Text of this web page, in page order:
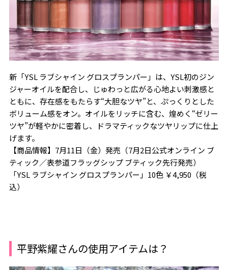
新「YSL ラブシャイン グロスプランパー」は、YSL初のジン
ジャーオイルを配合し、じゅわっと広がる心地よい刺激感と
ともに、存在感をもたらす“大胆なツヤ”と、ぷっくりとした
ボリューム感をオン。オイルをリッチに含む、煌めく“ゼリー
ツヤ”が軽やかに密着し、ドラマティックなツヤリップに仕上
げます。
【商品情報】7月11日（金）発売（7月2日公式オンライン ブ
ティック／表参道フラッグシップ ブティック先行発売）
「YSL ラブシャイン グロスプランパー」10色 ￥4,950（税
込）
平野紫耀さんの使用アイテムは？